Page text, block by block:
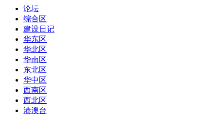
论坛
综合区
建设日记
华东区
华北区
华南区
东北区
华中区
西南区
西北区
港澳台